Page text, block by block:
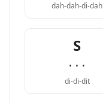
dah-dah-di-dah
S
···
di-di-dit